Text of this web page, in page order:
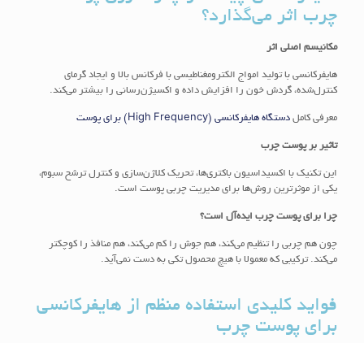
چرب اثر می‌گذارد؟
مکانیسم اصلی اثر
هایفرکانسی با تولید امواج الکترومغناطیسی با فرکانس بالا و ایجاد گرمای
کنترل‌شده، گردش خون را افزایش داده و اکسیژن‌رسانی را بیشتر می‌کند.
معرفی کامل دستگاه هایفرکانسی (High Frequency) برای پوست
تاثیر بر پوست چرب
این تکنیک با اکسیداسیون باکتری‌ها، تحریک کلاژن‌سازی و کنترل ترشح سبوم،
یکی از موثرترین روش‌ها برای مدیریت چربی پوست است.
چرا برای پوست چرب ایده‌آل است؟
چون هم چربی را تنظیم می‌کند، هم جوش را کم می‌کند، هم منافذ را کوچکتر
می‌کند. ترکیبی که معمولا با هیچ محصول تکی به دست نمی‌آید.
فواید کلیدی استفاده منظم از هایفرکانسی
برای پوست چرب